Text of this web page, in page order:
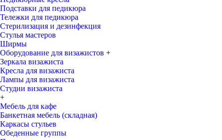
Подставки для педикюра
Тележки для педикюра
Стерилизация и дезинфекция
Стулья мастеров
Ширмы
Оборудование для визажистов +
Зеркала визажиста
Кресла для визажиста
Лампы для визажиста
Студии визажиста
+
Мебель для кафе
Банкетная мебель (складная)
Каркасы стульев
Обеденные группы